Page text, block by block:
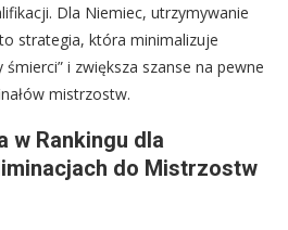
Dla Niemiec, utrzymywanie
strategia, która minimalizuje
i zwiększa szanse na pewne
mistrzostw.
w Rankingu dla
do Mistrzostw